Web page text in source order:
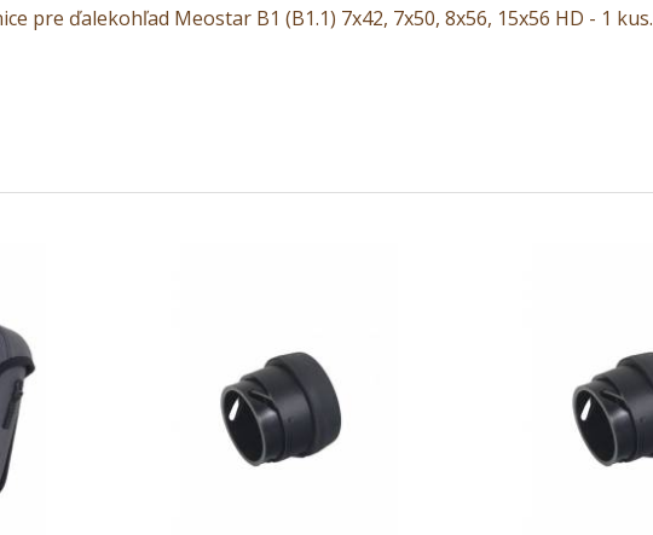
pre ďalekohľad Meostar B1 (B1.1) 7x42, 7x50, 8x56, 15x56 HD - 1 kus.